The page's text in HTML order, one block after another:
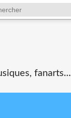
fanarts...